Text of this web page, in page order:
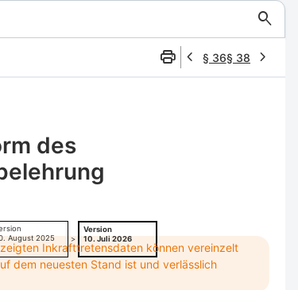
§ 36§ 38
des
August 2025
>
Version
10. Juli 2026
Inkrafttretensdaten können vereinzelt
dem neuesten Stand ist und verlässlich